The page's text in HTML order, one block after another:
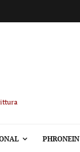
PHRONEIN